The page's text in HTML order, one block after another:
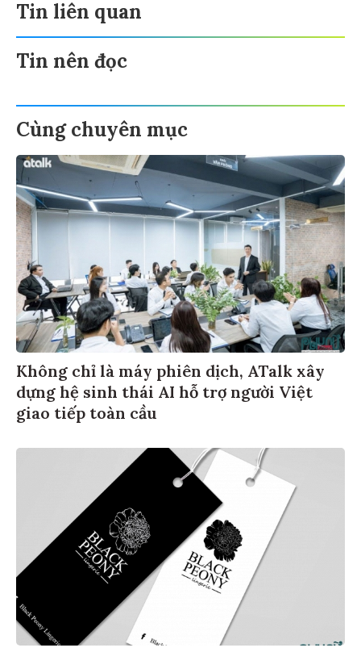
Tin liên quan
Tin nên đọc
Cùng chuyên mục
Không chỉ là máy phiên dịch, ATalk xây
dựng hệ sinh thái AI hỗ trợ người Việt
giao tiếp toàn cầu